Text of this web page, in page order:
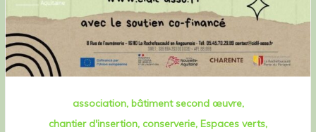
association bâtiment second œuvre
chantier d'insertion conserverie Espaces verts